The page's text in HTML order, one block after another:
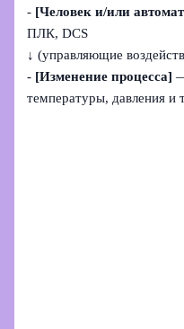
- [Человек и/или
ПЛК, DCS
↓ (управляющие
- [Изменение процесса]
температуры, давления и